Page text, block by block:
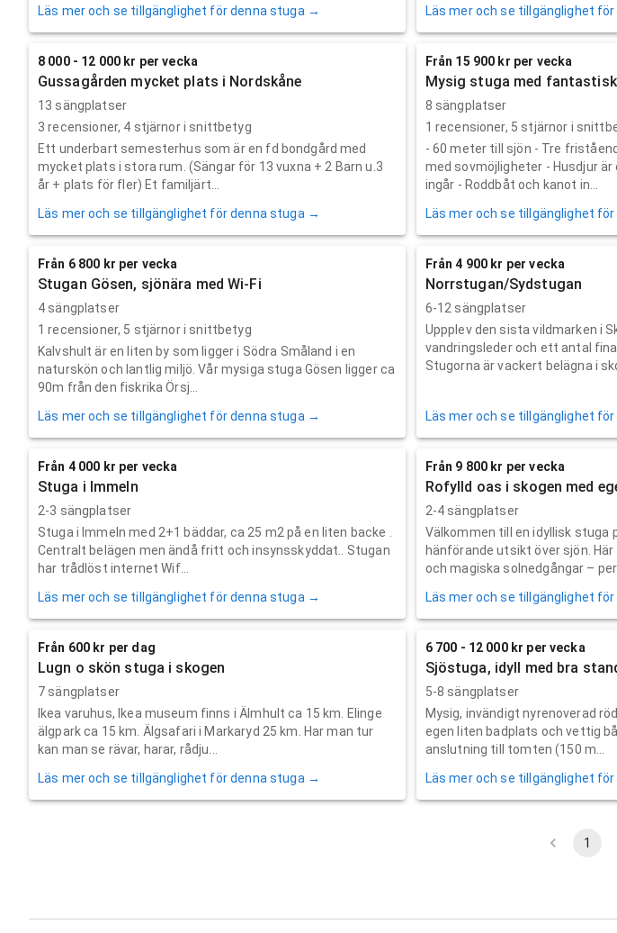
Läs mer och se tillgänglighet för denna stuga →
Läs mer och se tillgänglighet
8 000 - 12 000 kr per vecka
Gussagården mycket plats i Nordskåne
13 sängplatser
3 recensioner, 4 stjärnor i snittbetyg
Ett underbart semesterhus som är en fd bondgård med
mycket plats i stora rum. (Sängar för 13 vuxna + 2 Barn u.3
år + plats för fler) Et familjärt...
Läs mer och se tillgänglighet för denna stuga →
Från 15 900 kr per vecka
Mysig stuga med
8 sängplatser
1 recensioner, 5 stjärnor i
- 60 meter till sjön - Tre
med sovmöjligheter - Husdjur
ingår - Roddbåt och kanot in...
Läs mer och se tillgänglighet
Från 6 800 kr per vecka
Stugan Gösen, sjönära med Wi-Fi
4 sängplatser
1 recensioner, 5 stjärnor i snittbetyg
Kalvshult är en liten by som ligger i Södra Småland i en
naturskön och lantlig miljö. Vår mysiga stuga Gösen ligger ca
90m från den fiskrika Örsj...
Läs mer och se tillgänglighet för denna stuga →
Från 4 900 kr per vecka
Norrstugan/Sydstugan
6-12 sängplatser
Uppplev den sista vildmarken i
vandringsleder och ett antal
Stugorna är vackert belägna i
Läs mer och se tillgänglighet
Från 4 000 kr per vecka
Stuga i Immeln
2-3 sängplatser
Stuga i Immeln med 2+1 bäddar, ca 25 m2 på en liten backe .
Centralt belägen men ändå fritt och insynsskyddat.. Stugan
har trådlöst internet Wif...
Läs mer och se tillgänglighet för denna stuga →
Från 9 800 kr per vecka
Rofylld oas i skogen med
2-4 sängplatser
Välkommen till en idyllisk stuga
hänförande utsikt över sjön.
och magiska solnedgångar – per...
Läs mer och se tillgänglighet
Från 600 kr per dag
Lugn o skön stuga i skogen
7 sängplatser
Ikea varuhus, Ikea museum finns i Älmhult ca 15 km. Elinge
älgpark ca 15 km. Älgsafari i Markaryd 25 km. Har man tur
kan man se rävar, harar, rådju...
Läs mer och se tillgänglighet för denna stuga →
6 700 - 12 000 kr per vecka
Sjöstuga, idyll med bra
5-8 sängplatser
Mysig, invändigt nyrenoverad
egen liten badplats och vettig
anslutning till tomten (150 m...
Läs mer och se tillgänglighet
1